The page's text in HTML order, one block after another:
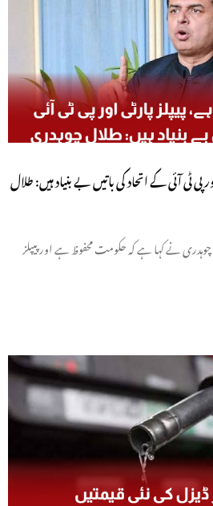
ٹی آئی کے اتحاد کی باتیں بے بنیاد ہیں: طلال
نے کہا ہے کہ حکومت محفوظ ہے اور پیپلز